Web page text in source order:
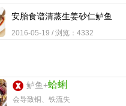
安胎食谱清蒸生姜砂仁鲈鱼
2016-05-19 / 浏览：4332
鲈鱼+蛤蜊
会导致铜、铁流失